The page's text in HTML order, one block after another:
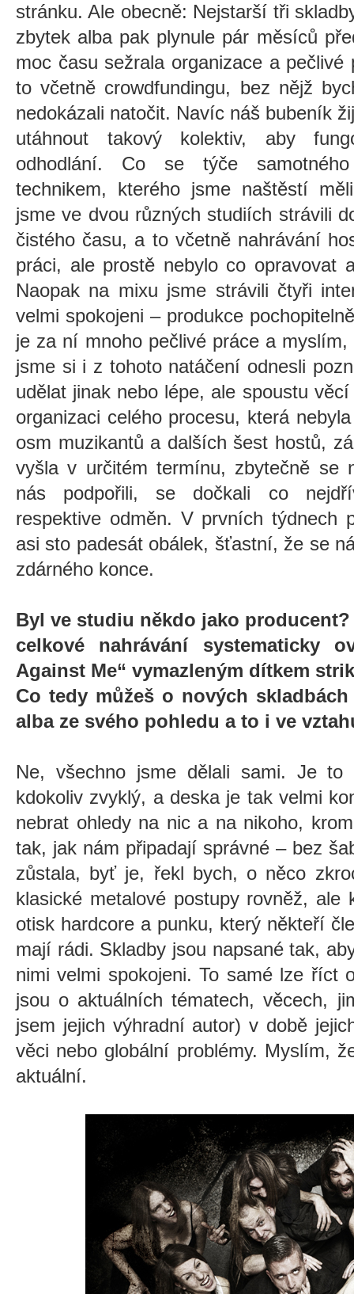
stránku. Ale obecně: Nejstarší tři
zbytek alba pak plynule pár měsíců
moc času sežrala organizace a
to včetně crowdfundingu, bez nějž
nedokázali natočit. Navíc náš bubeník
utáhnout takový kolektiv, aby
odhodlání. Co se týče
technikem, kterého jsme naštěstí
jsme ve dvou různých studiích strávili
čistého času, a to včetně nahrávání
práci, ale prostě nebylo co opravovat
Naopak na mixu jsme strávili čtyři
velmi spokojeni – produkce
je za ní mnoho pečlivé práce a
jsme si i z tohoto natáčení odnesli
udělat jinak nebo lépe, ale spoustu
organizaci celého procesu, která
osm muzikantů a dalších šest hostů,
vyšla v určitém termínu, zbytečně se
nás podpořili, se dočkali co
respektive odměn. V prvních týdnech
asi sto padesát obálek, šťastní, že se
zdárného konce.
Byl ve studiu někdo jako
celkové nahrávání systematicky
Against Me“ vymazleným dítkem
Co tedy můžeš o nových
alba ze svého pohledu a to i ve
Ne, všechno jsme dělali sami. Je
kdokoliv zvyklý, a deska je tak velmi
nebrat ohledy na nic a na nikoho,
tak, jak nám připadají správné – bez
zůstala, byť je, řekl bych, o něco
klasické metalové postupy rovněž, ale
otisk hardcore a punku, který někteří
mají rádi. Skladby jsou napsané tak,
nimi velmi spokojeni. To samé lze říct
jsou o aktuálních tématech, věcech,
jsem jejich výhradní autor) v době
věci nebo globální problémy. Myslím,
aktuální.